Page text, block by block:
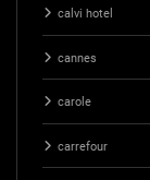
calvi hotel
cannes
carole
carrefour